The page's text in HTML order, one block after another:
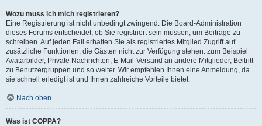
Wozu muss ich mich registrieren?
Eine Registrierung ist nicht unbedingt zwingend. Die Board-Administration
dieses Forums entscheidet, ob Sie registriert sein müssen, um Beiträge zu
schreiben. Auf jeden Fall erhalten Sie als registriertes Mitglied Zugriff auf
zusätzliche Funktionen, die Gästen nicht zur Verfügung stehen: zum Beispiel
Avatarbilder, Private Nachrichten, E-Mail-Versand an andere Mitglieder, Beitritt
zu Benutzergruppen und so weiter. Wir empfehlen Ihnen eine Anmeldung, da
sie schnell erledigt ist und Ihnen zahlreiche Vorteile bietet.
Nach oben
Was ist COPPA?